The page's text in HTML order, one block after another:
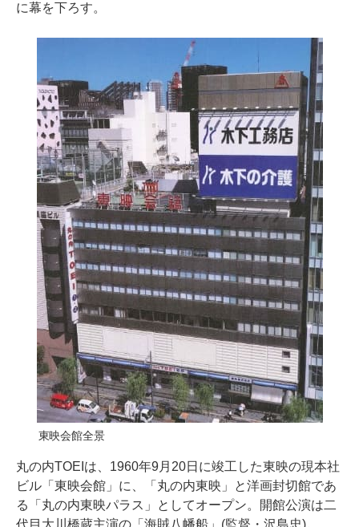
に幕を下ろす。
東映会館全景
丸の内TOEIは、1960年9月20日に竣工した東映の現本社
ビル「東映会館」に、「丸の内東映」と洋画封切館であ
る「丸の内東映パラス」としてオープン。開館公演は二